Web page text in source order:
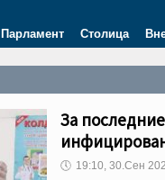
Парламент Столица
За
🕔 19:10, 30.Сен